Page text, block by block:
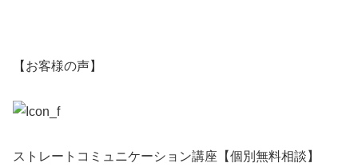
【お客様の声】
ストレートコミュニケーション講座【個別無料相談】